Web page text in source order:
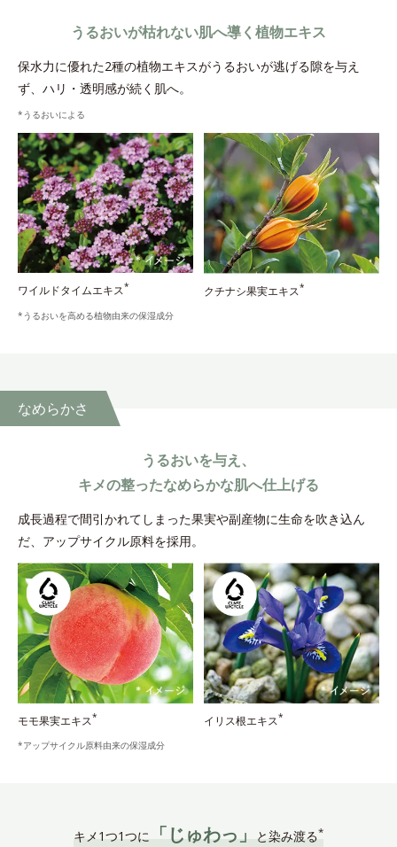
うるおいが枯れない肌へ導く 植物エキス
保水力に優れた2種の植物エキスがうるおいが逃げる隙を与え
ず、ハリ・透明感が続く肌へ。
*うるおいによる
ワイルドタイムエキス* クチナシ果実エキス*
*うるおいを高める植物由来の保湿成分
うるおいを与え、
キメの整ったなめらかな肌へ仕上げる
成長過程で間引かれてしまった果実や副産物に生命を吹き込ん
だ、アップサイクル原料を採用。
なめらかさ
モモ果実エキス* イリス根エキス*
*アップサイクル原料由来の保湿成分
キメ1つ1つに 「じゅわっ」 と染み渡る*